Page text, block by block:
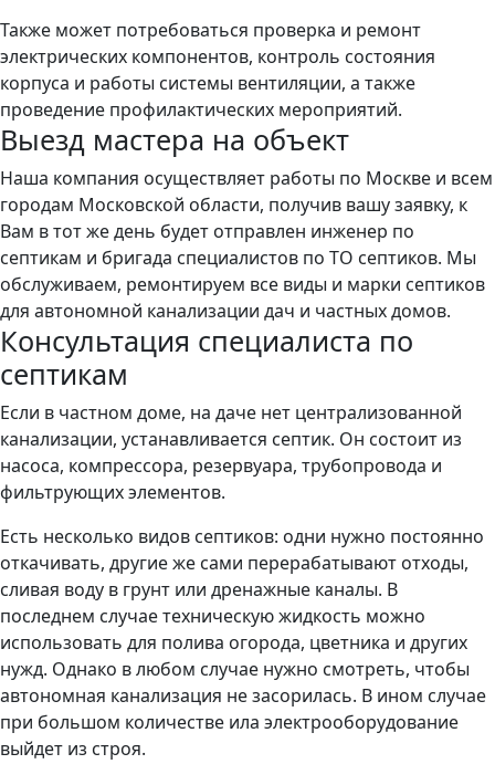
Также может потребоваться проверка и ремонт
электрических компонентов, контроль состояния
корпуса и работы системы вентиляции, а также
проведение профилактических мероприятий.
Выезд мастера на объект
Наша компания осуществляет работы по Москве и всем
городам Московской области, получив вашу заявку, к
Вам в тот же день будет отправлен инженер по
септикам и бригада специалистов по ТО септиков. Мы
обслуживаем, ремонтируем все виды и марки септиков
для автономной канализации дач и частных домов.
Консультация специалиста по
септикам
Если в частном доме, на даче нет централизованной
канализации, устанавливается септик. Он состоит из
насоса, компрессора, резервуара, трубопровода и
фильтрующих элементов.
Есть несколько видов септиков: одни нужно постоянно
откачивать, другие же сами перерабатывают отходы,
сливая воду в грунт или дренажные каналы. В
последнем случае техническую жидкость можно
использовать для полива огорода, цветника и других
нужд. Однако в любом случае нужно смотреть, чтобы
автономная канализация не засорилась. В ином случае
при большом количестве ила электрооборудование
выйдет из строя.